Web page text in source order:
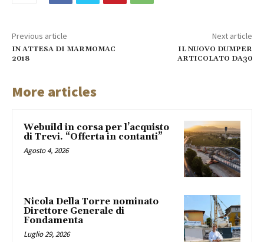
Previous article
IN ATTESA DI MARMOMAC
2018
Next article
IL NUOVO DUMPER
ARTICOLATO DA30
More articles
Webuild in corsa per l’acquisto
di Trevi. “Offerta in contanti”
Agosto 4, 2026
Nicola Della Torre nominato
Direttore Generale di
Fondamenta
Luglio 29, 2026